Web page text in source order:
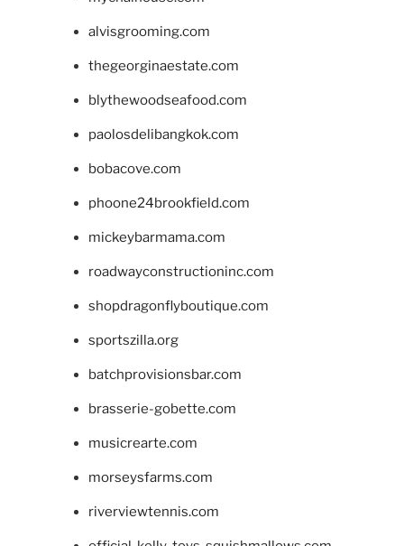
alvisgrooming.com
thegeorginaestate.com
blythewoodseafood.com
paolosdelibangkok.com
bobacove.com
phoone24brookfield.com
mickeybarmama.com
roadwayconstructioninc.com
shopdragonflyboutique.com
sportszilla.org
batchprovisionsbar.com
brasserie-gobette.com
musicrearte.com
morseysfarms.com
riverviewtennis.com